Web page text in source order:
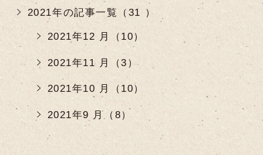
2021年の記事一覧（31 ）
2021年12 月（10）
2021年11 月（3）
2021年10 月（10）
2021年9 月（8）